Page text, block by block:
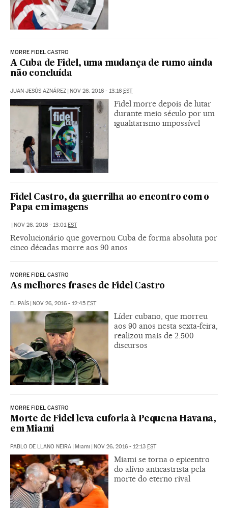
MORRE FIDEL CASTRO
A Cuba de Fidel, uma mudança de rumo ainda
não concluída
JUAN JESÚS AZNÁREZ | NOV 26, 2016 - 13:16 EST
Fidel morre depois de lutar
durante meio século por um
igualitarismo impossível
Fidel Castro, da guerrilha ao encontro com o
Papa em imagens
| NOV 26, 2016 - 13:01EST
Revolucionário que governou Cuba de forma absoluta por
cinco décadas morre aos 90 anos
MORRE FIDEL CASTRO
As melhores frases de Fidel Castro
EL PAÍS | NOV 26, 2016 - 12:45 EST
Líder cubano, que morreu
aos 90 anos nesta sexta-feira,
realizou mais de 2.500
discursos
MORRE FIDEL CASTRO
Morte de Fidel leva euforia à Pequena Havana,
em Miami
PABLO DE LLANO NEIRA | Miami | NOV 26, 2016 - 12:13 EST
Miami se torna o epicentro
do alívio anticastrista pela
morte do eterno rival